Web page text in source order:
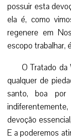
possuir esta
ela é, como
regenere em
escopo trabalhar,
O Tratado da
qualquer de
santo, boa
devoção
E a poderemos